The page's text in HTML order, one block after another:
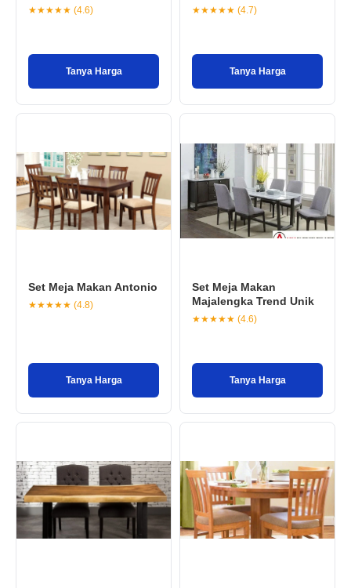
★★★★★ (4.6)
Tanya Harga
★★★★★ (4.7)
Tanya Harga
Set Meja Makan Antonio
★★★★★ (4.8)
Tanya Harga
Set Meja Makan
Majalengka Trend Unik
★★★★★ (4.6)
Tanya Harga